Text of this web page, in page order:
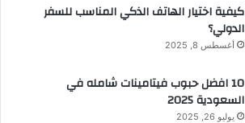
كيفية اختيار الهاتف الذكي المناسب للسفر
الدولي؟
أغسطس 8, 2025
10 افضل حبوب فيتامينات شامله​ في
السعودية 2025
يوليو 26, 2025